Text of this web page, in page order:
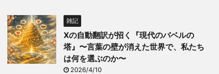
雑記
Xの自動翻訳が招く『現代のバベルの
塔』〜言葉の壁が消えた世界で、私たち
は何を選ぶのか〜
2026/4/10